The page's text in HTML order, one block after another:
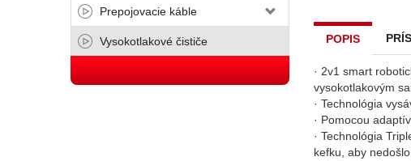
Prepojovacie káble
Vysokotlakové čističe POPIS
· 2v1 smart
vysokotlakovým
· Technológia
· Pomocou
· Technológia
kefku, aby